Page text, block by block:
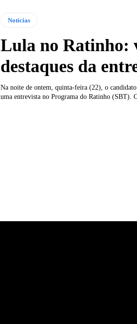
Notícias
Lula no Ratinho:
destaques da
Na noite de ontem, quinta-feira (22), o
uma entrevista no Programa do Ratinho (SBT).